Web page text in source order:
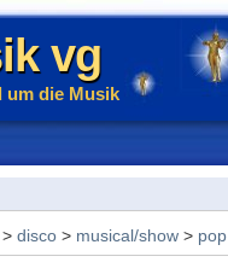
vg
um die Musik
> disco > musical/show > pop